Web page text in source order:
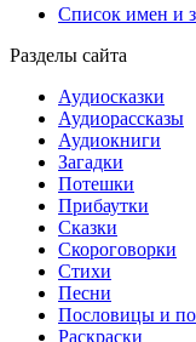
Список имен и
Разделы сайта
Аудиосказки
Аудиорассказы
Аудиокниги
Загадки
Потешки
Прибаутки
Сказки
Скороговорки
Стихи
Песни
Пословицы и
Раскраски